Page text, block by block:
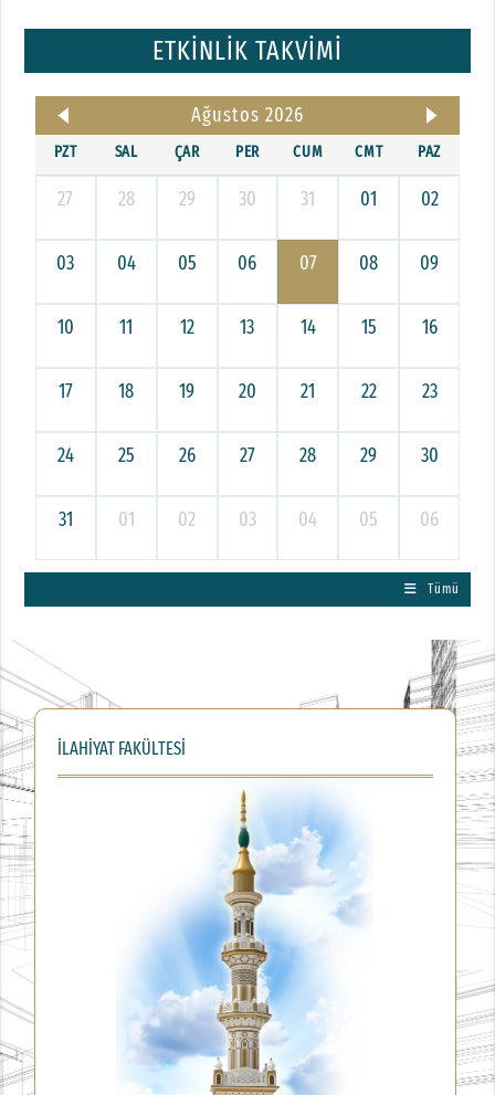
ETKİNLİK TAKVİMİ
Ağustos 2026
PZT SAL ÇAR PER CUM CMT PAZ
27 28 29 30 31 01 02
03 04 05 06 07 08 09
10 11 12 13 14 15 16
17 18 19 20 21 22 23
24 25 26 27 28 29 30
31 01 02 03 04 05 06
Tümü
İLAHİYAT FAKÜLTESİ